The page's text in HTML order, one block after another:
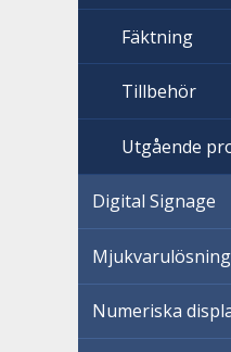
Fäktning
Tillbehör
Utgående
Digital Signage
Numeriska